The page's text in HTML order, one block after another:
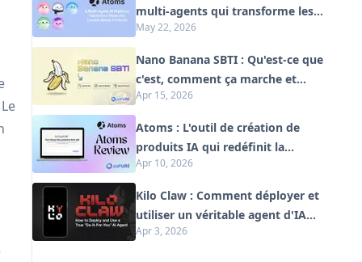
multi-agents qui transforme les
idées en produits prêts à être
May 22, 2026
Nano Banana SBTI : Qu'est-ce que
c'est, comment ça marche et
comment l'utiliser en 2026
Apr 15, 2026
Atoms : L'outil de création de
produits IA qui redéfinit la
création numérique en 2026
Apr 10, 2026
Kilo Claw : Comment déployer et
utiliser un véritable agent d'IA
"Faites-le pour vous" (Mise à jour
Apr 3, 2026